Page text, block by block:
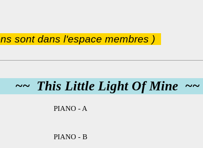
sont dans l'espace membres )
~~ This Little Light Of Mine ~~
PIANO - A
PIANO - B